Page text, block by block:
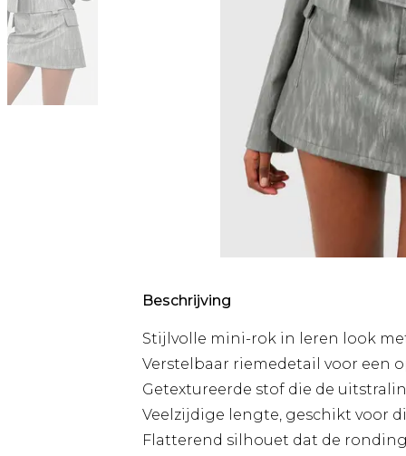
Beschrijving
Stijlvolle mini-rok in leren look
Verstelbaar riemedetail voor een
Getextureerde stof die de
Veelzijdige lengte, geschikt voor
Flatterend silhouet dat de